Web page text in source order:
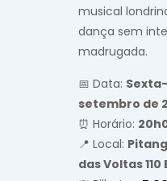
musical
dança sem
madrugada.
📅 Data:
setembro de
⏰ Horário:
📍 Local:
das Voltas 110